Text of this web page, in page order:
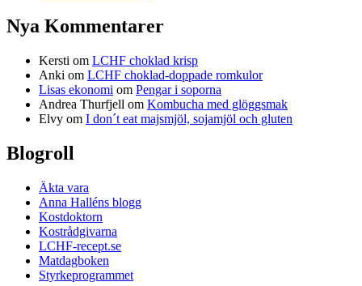
Nya Kommentarer
Kersti om LCHF choklad krisp
Anki om LCHF choklad-doppade romkulor
Lisas ekonomi om Pengar i soporna
Andrea Thurfjell om Kombucha med glöggsmak
Elvy om I don´t eat majsmjöl, sojamjöl och gluten
Blogroll
Äkta vara
Anna Halléns blogg
Kostdoktorn
Kostrådgivarna
LCHF-recept.se
Matdagboken
Styrkeprogrammet